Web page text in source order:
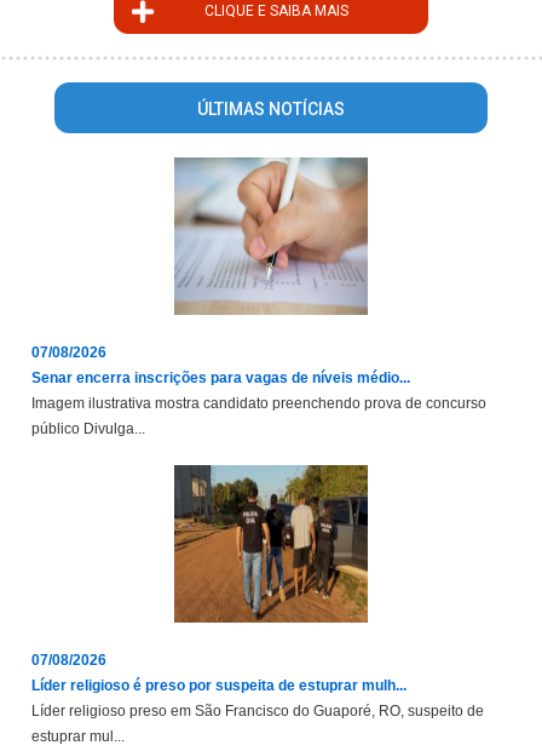
CLIQUE E SAIBA MAIS
ÚLTIMAS NOTÍCIAS
07/08/2026
Senar encerra inscrições para vagas de níveis médio...
Imagem ilustrativa mostra candidato preenchendo prova de concurso
público Divulga...
07/08/2026
Líder religioso é preso por suspeita de estuprar mulh...
Líder religioso preso em São Francisco do Guaporé, RO, suspeito de
estuprar mul...